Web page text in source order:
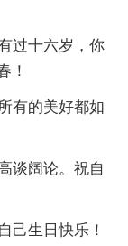
过十六岁，你
！
有的美好都如
谈阔论。祝自
生日快乐！